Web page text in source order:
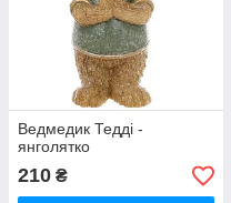
Ведмедик Тедді -
янголятко
210 ₴